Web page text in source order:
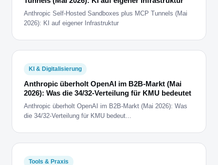
Anthropic Self-Hosted Sandboxes plus MCP Tunnels (Mai
2026): KI auf eigener Infrastruktur
KI & Digitalisierung
Anthropic überholt OpenAI im B2B-Markt (Mai
2026): Was die 34/32-Verteilung für KMU bedeutet
Anthropic überholt OpenAI im B2B-Markt (Mai 2026): Was
die 34/32-Verteilung für KMU bedeut...
Tools & Praxis